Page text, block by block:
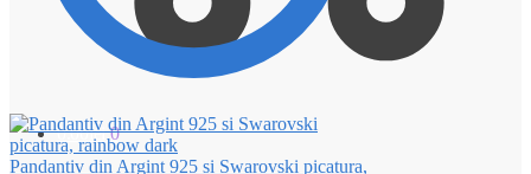
0.00lei 0
Pandantiv din Argint 925 si Swarovski picatura,